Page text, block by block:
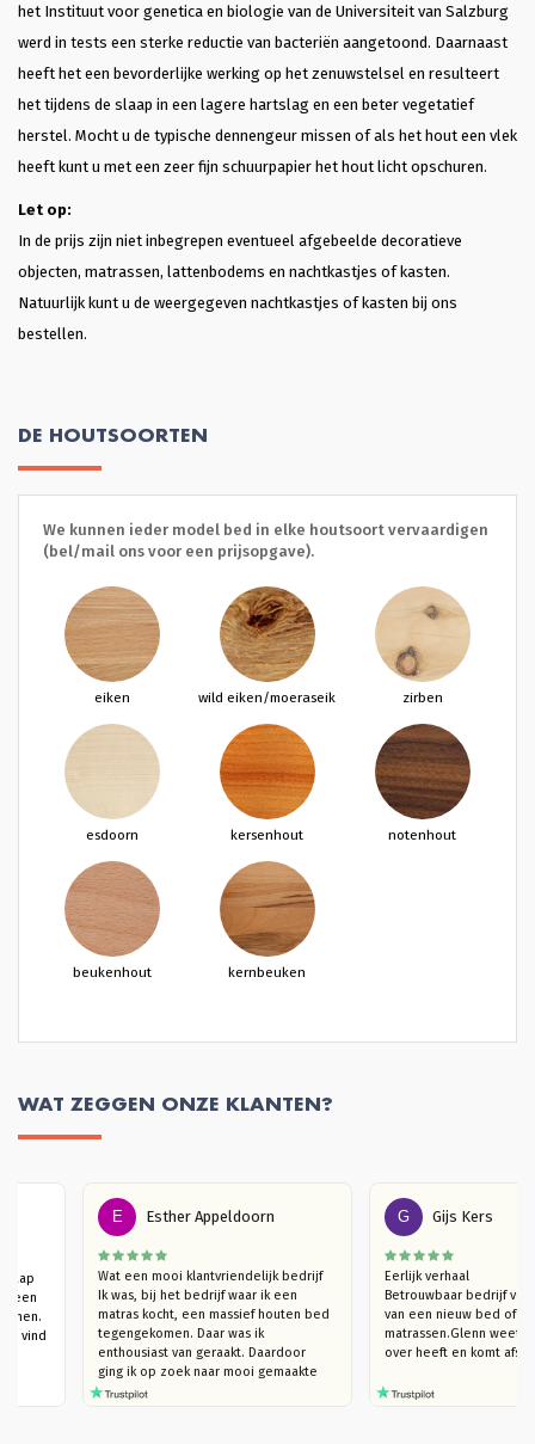
het Instituut voor genetica en biologie van de Universiteit van Salzburg
werd in tests een sterke reductie van bacteriën aangetoond. Daarnaast
heeft het een bevorderlijke werking op het zenuwstelsel en resulteert
het tijdens de slaap in een lagere hartslag en een beter vegetatief
herstel. Mocht u de typische dennengeur missen of als het hout een vlek
heeft kunt u met een zeer fijn schuurpapier het hout licht opschuren.
Let op:
In de prijs zijn niet inbegrepen eventueel afgebeelde decoratieve
objecten, matrassen, lattenbodems en nachtkastjes of kasten.
Natuurlijk kunt u de weergegeven nachtkastjes of kasten bij ons
bestellen.
DE HOUTSOORTEN
We kunnen ieder model bed in elke houtsoort vervaardigen
(bel/mail ons voor een prijsopgave).
eiken wild eiken/moeraseik zirben
esdoorn kersenhout notenhout
beukenhout kernbeuken
WAT ZEGGEN ONZE KLANTEN?
slaap
een
gekomen.
bed, vind
E Esther Appeldoorn
Wat een mooi klantvriendelijk bedrijf
Ik was, bij het bedrijf waar ik een
matras kocht, een massief houten bed
tegengekomen. Daar was ik
enthousiast van geraakt. Daardoor
ging ik op zoek naar mooi gemaakte
houten bedden (die niet kraken). Ik
G Gijs Kers
Eerlijk verhaal
Betrouwbaar
van een nieuw
matrassen.Glenn
over heeft en